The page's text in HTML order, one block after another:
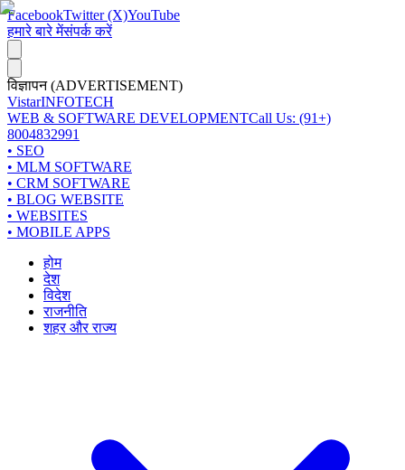
FacebookTwitter (X)YouTube
हमारे बारे मेंसंपर्क करें
विज्ञापन (ADVERTISEMENT)
VistarINFOTECH
WEB & SOFTWARE DEVELOPMENTCall Us: (91+)
8004832991
• SEO
• MLM SOFTWARE
• CRM SOFTWARE
• BLOG WEBSITE
• WEBSITES
• MOBILE APPS
होम
देश
विदेश
राजनीति
शहर और राज्य